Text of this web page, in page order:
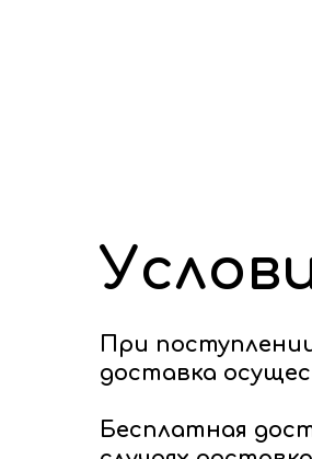
При
доставка
Бесплатная